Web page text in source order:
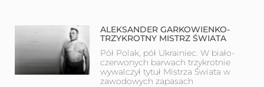
ALEKSANDER GARKOWIENKO-
TRZYKROTNY MISTRZ ŚWIATA
Pół Polak, pół Ukrainiec. W biało-
czerwonych barwach trzykrotnie
wywalczył tytuł Mistrza Świata w
zawodowych zapasach